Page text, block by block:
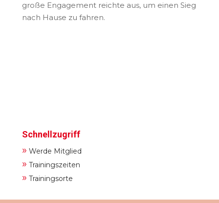
große Engagement reichte aus, um einen Sieg
nach Hause zu fahren.
Schnellzugriff
» Werde Mitglied
» Trainingszeiten
» Trainingsorte